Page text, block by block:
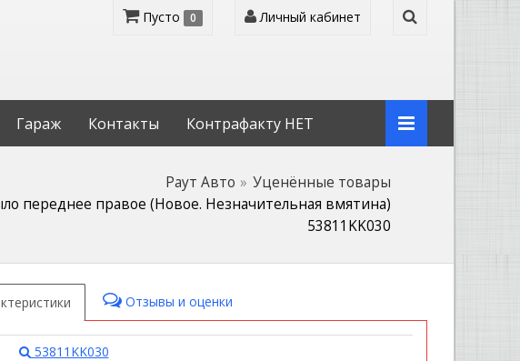
Пусто 0 Личный кабинет
Гараж Контакты Контрафакту НЕТ
Раут Авто
Уценённые товары
переднее правое (Новое. Незначительная вмятина)
53811KK030
Отзывы и оценки
53811KK030